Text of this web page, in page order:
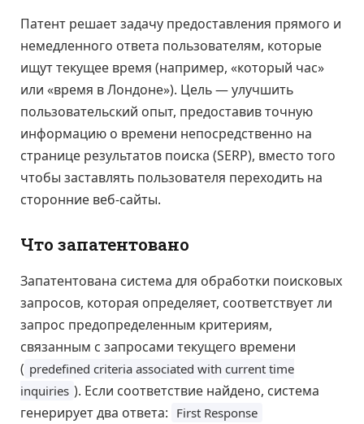
Патент решает задачу предоставления прямого и
немедленного ответа пользователям, которые
ищут текущее время (например, «который час»
или «время в Лондоне»). Цель — улучшить
пользовательский опыт, предоставив точную
информацию о времени непосредственно на
странице результатов поиска (SERP), вместо того
чтобы заставлять пользователя переходить на
сторонние веб-сайты.
Что запатентовано
Запатентована система для обработки поисковых
запросов, которая определяет, соответствует ли
запрос предопределенным критериям,
связанным с запросами текущего времени
( predefined criteria associated with current time
inquiries ). Если соответствие найдено, система
генерирует два ответа: First Response